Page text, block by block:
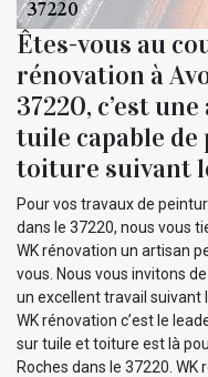
Êtes-vous au
rénovation à
37220, c’est
tuile capable
toiture suivant
Pour vos travaux de
dans le 37220, nous vous
WK rénovation un artisan
vous. Nous vous invitons
un excellent travail suivant
WK rénovation c’est le
sur tuile et toiture est là
Roches dans le 37220. WK